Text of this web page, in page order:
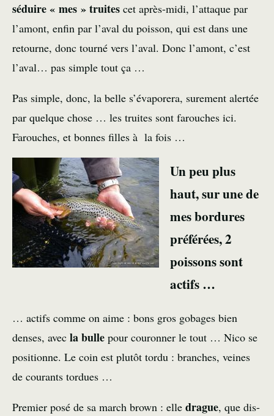
séduire « mes » truites cet après-midi, l’attaque par
l’amont, enfin par l’aval du poisson, qui est dans une
retourne, donc tourné vers l’aval. Donc l’amont, c’est
l’aval… pas simple tout ça …
Pas simple, donc, la belle s’évaporera, surement alertée
par quelque chose … les truites sont farouches ici.
Farouches, et bonnes filles à la fois …
Un peu plus
haut, sur une de
mes bordures
préférées, 2
poissons sont
actifs …
… actifs comme on aime : bons gros gobages bien
denses, avec la bulle pour couronner le tout … Nico se
positionne. Le coin est plutôt tordu : branches, veines
de courants tordues …
Premier posé de sa march brown : elle drague, que dis-